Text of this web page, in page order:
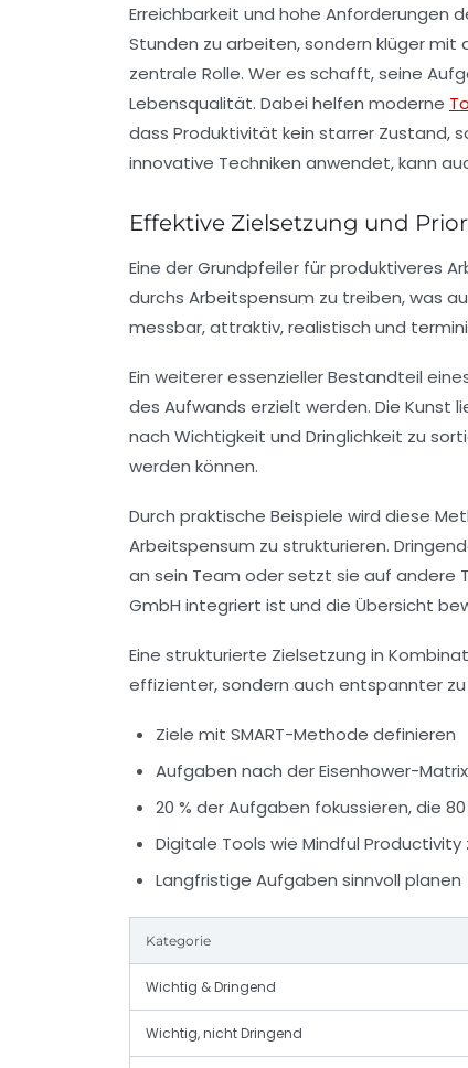
Erreichbarkeit und hohe Anforderungen
Stunden zu arbeiten, sondern klüger
zentrale Rolle. Wer es schafft, seine
Lebensqualität. Dabei helfen moderne
dass Produktivität kein starrer Zustand,
innovative Techniken anwendet, kann
Effektive Zielsetzung und
Eine der Grundpfeiler für produktiveres
durchs Arbeitspensum zu treiben, was
messbar, attraktiv, realistisch und
Ein weiterer essenzieller Bestandteil
des Aufwands erzielt werden. Die Kunst
nach Wichtigkeit und Dringlichkeit zu
werden können.
Durch praktische Beispiele wird diese
Arbeitspensum zu strukturieren.
an sein Team oder setzt sie auf andere
GmbH integriert ist und die Übersicht
Eine strukturierte Zielsetzung in
effizienter, sondern auch entspannter
Ziele mit SMART-Methode definieren
Aufgaben nach der Eisenhower-
20 % der Aufgaben fokussieren, die
Digitale Tools wie Mindful
Langfristige Aufgaben sinnvoll planen
Kategorie
Wichtig & Dringend
Wichtig, nicht Dringend